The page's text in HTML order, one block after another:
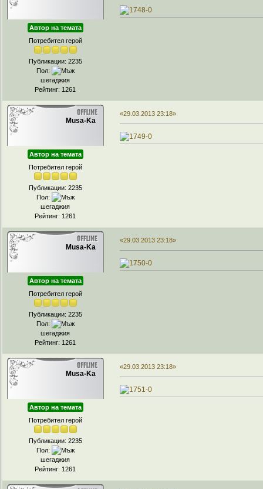
Автор на темата
Потребител герой
Публикации: 2235
Пол:
шегаджия
Рейтинг: 1261
Musa-Ka
Автор на темата
Потребител герой
Публикации: 2235
Пол:
шегаджия
Рейтинг: 1261
«29.03.2013 23:18»
Musa-Ka
Автор на темата
Потребител герой
Публикации: 2235
Пол:
шегаджия
Рейтинг: 1261
«29.03.2013 23:18»
Musa-Ka
Автор на темата
Потребител герой
Публикации: 2235
Пол:
шегаджия
Рейтинг: 1261
«29.03.2013 23:18»